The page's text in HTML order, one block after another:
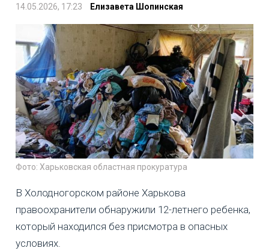
14.05.2026, 17:23 Елизавета Шопинская
Фото: Харьковская областная прокуратура
В Холодногорском районе Харькова
правоохранители обнаружили 12-летнего ребенка,
который находился без присмотра в опасных
условиях.